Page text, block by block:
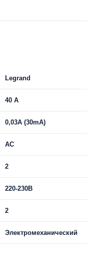
Legrand
40 A
0,03A (30mA)
AC
2
220-230В
2
Электромеханический